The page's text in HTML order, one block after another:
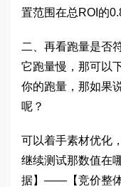
置范围在总ROI的
二、再看跑量是否
它跑量慢，那可以
你的跑量，那如果
呢？
可以着手素材优化
继续测试那数值在
据】——【竞价整